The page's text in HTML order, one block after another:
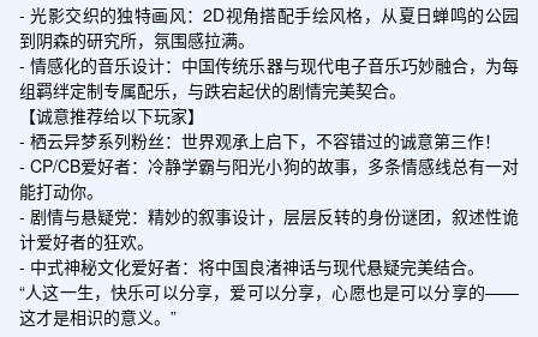
- 光影交织的独特画风：2D视角搭配手绘风格，从夏日蝉鸣的公园
到阴森的研究所，氛围感拉满。
- 情感化的音乐设计：中国传统乐器与现代电子音乐巧妙融合，为每
组羁绊定制专属配乐，与跌宕起伏的剧情完美契合。
【诚意推荐给以下玩家】
- 栖云异梦系列粉丝：世界观承上启下，不容错过的诚意第三作！
- CP/CB爱好者：冷静学霸与阳光小狗的故事，多条情感线总有一对
能打动你。
- 剧情与悬疑党：精妙的叙事设计，层层反转的身份谜团，叙述性诡
计爱好者的狂欢。
- 中式神秘文化爱好者：将中国良渚神话与现代悬疑完美结合。
“人这一生，快乐可以分享，爱可以分享，心愿也是可以分享的——
这才是相识的意义。”